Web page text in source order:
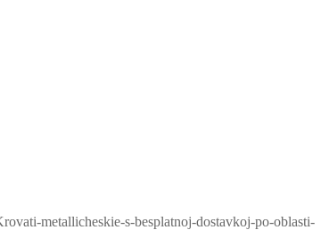
metallicheskie-s-besplatnoj-dostavkoj-po-oblasti-